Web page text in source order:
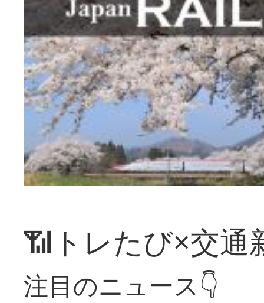
📶トレたび×交通
注目のニュース👇